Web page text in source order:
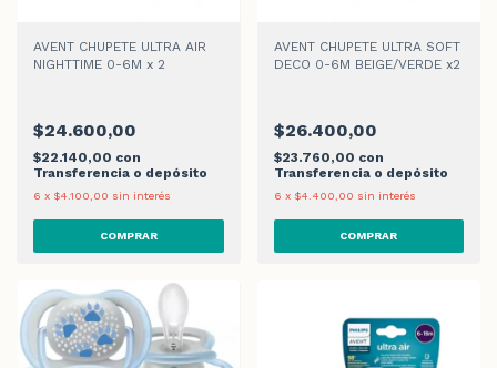
AVENT CHUPETE ULTRA AIR
NIGHTTIME 0-6M x 2
$24.600,00
$22.140,00 con
Transferencia o depósito
6 x $4.100,00 sin interés
AVENT CHUPETE ULTRA SOFT
DECO 0-6M BEIGE/VERDE x2
$26.400,00
$23.760,00 con
Transferencia o depósito
6 x $4.400,00 sin interés